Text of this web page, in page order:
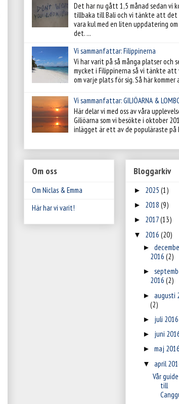
Det har nu gått 1,5 månad sedan vi
tillbaka till Bali och vi tänkte att det
vara kul med en liten uppdatering
det. ...
Vi sammanfattar: Filippinerna
Vi har varit på så många platser och
mycket i Filippinerna så vi tänkte att
om varje plats för sig. Så här kommer
Vi sammanfattar: GILIÖARNA &
Här delar vi med oss av våra
Giliöarna som vi besökte i oktober
inlägget är ett av de populäraste på
Om oss
Om Niclas & Emma
Här har vi varit!
Bloggarkiv
► 2025 (1)
► 2018 (9)
► 2017(13)
▼ 2016 (20)
►
2016 (2)
►
2016 (2)
► augusti
(2)
► juli
► juni
► maj
▼ april
Vår guide
till